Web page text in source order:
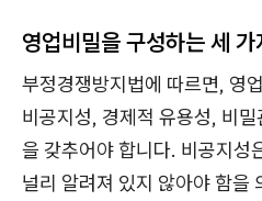
영업비밀을 구성하는 세 가
부정경쟁방지법에 따르면, 영
비공지성, 경제적 유용성, 비
을 갖추어야 합니다. 비공지성
널리 알려져 있지 않아야 함을